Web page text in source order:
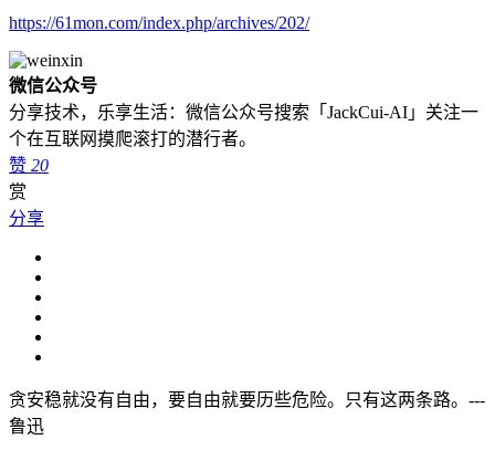
https://61mon.com/index.php/archives/202/
微信公众号
分享技术，乐享生活：微信公众号搜索「JackCui-AI」关注一
个在互联网摸爬滚打的潜行者。
赞 20
赏
分享
贪安稳就没有自由，要自由就要历些危险。只有这两条路。---
鲁迅